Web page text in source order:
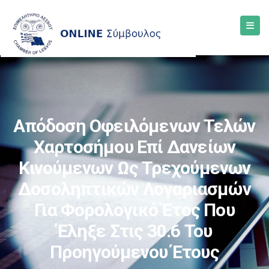
Απόδοση Οφειλόμενων Τελών
Χαρτοσήμου Επί Δανείων
Κινούμενων Ως Τρεχούμενων
Δοσοληπτικών Λογαριασμών
Για Φορολογικό Έτος Που
Έληξε Στις 30.6 Του
Προηγούμενου Έτους